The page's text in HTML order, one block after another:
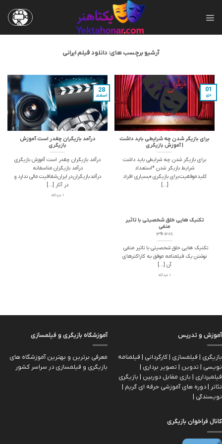
آرشیو برچسب های: دانلود فیلم ایرانی
برای بازیگر شدن چه شرایطی باید داشت
| آموزش بازیگری
برای بازیگر شدن چه شرایطی باید داشت
شرایط بازیگر شدن *استعداد
كلید موفقیت برای بازیگری «بسیاری افراد
[...]
01
دی
درآمد بازیگران چقدر است آموزش
بازیگری
درآمد بازیگران چقدر است آموزش بازیگری
درآمد بازیگران متاسفانه
درآمد بازیگران در ایران شفافیت مالی ندارد و
در آثار [...]
1 دیدگاه
28
اسفند
تکنیک هایی خلق شخصیتی با تاثیر
منفی
1396-12-28
تکنیک هایی خلق شخصیتی با تاثیر منفی
نوشتن یک فیلمنامه موفق به کاراکترهای
آن [...]
1 دیدگاه
آموزش و تدریس
بازیگری | فیلمسازی | کارگردانی | فیلمنامه
نویسی | تدوین | تصویر برداری |
فیلمبرداری | بازی مقابل دوربین | بازیگري
تئاتر | دوره های آموزشی حرفه ای گریم |
نویسندگی |
آموزشگاه بازیگری و فیلمسازی
معرفی برترین و بهترین آموزشگاه های
بازیگری و فیلمسازی در سراسر کشور
کانال فراخوان بازیگری